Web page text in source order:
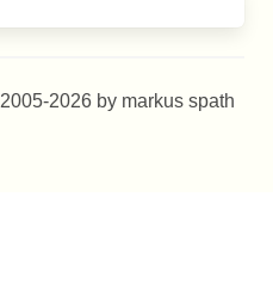
2026 by markus spath